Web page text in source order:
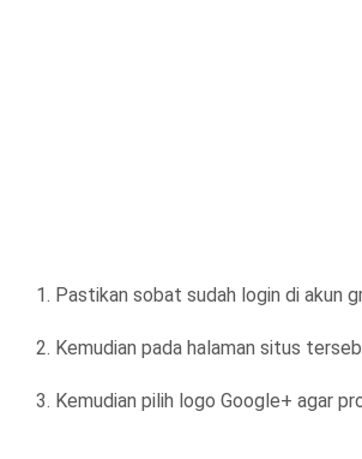
1. Pastikan sobat sudah login di akun
2. Kemudian pada halaman situs
3. Kemudian pilih logo Google+ agar